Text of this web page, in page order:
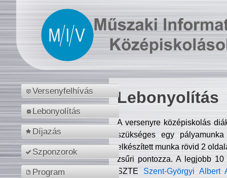
Versenyfelhívás
Lebonyolítás
Díjazás
Szponzorok
Program
Lebonyolítás
A versenyre középiskolás
szükséges egy
elkészített munka rövid 2
zsűri pontozza. A legjobb
SZTE Szent-Györgyi Albert